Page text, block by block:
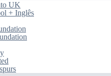
UK
+ Inglês